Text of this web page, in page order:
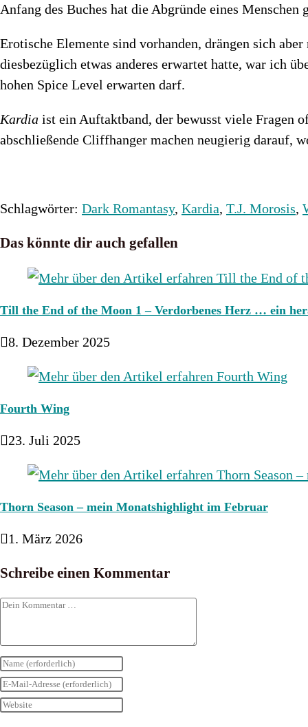
Anfang des Buches hat die Abgründe eines Menschen
Erotische Elemente sind vorhanden, drängen sich
diesbezüglich etwas anderes erwartet hatte, war ich
hohen Spice Level erwarten darf.
Kardia ist ein Auftaktband, der bewusst viele Fragen
abschließende Cliffhanger machen neugierig darauf,
Schlagwörter: Dark Romantasy, Kardia, T.J. Morosis,
Das könnte dir auch gefallen
Till the End of the Moon 1 – Verdorbenes Herz … ein
8. Dezember 2025
Fourth Wing
23. Juli 2025
Thorn Season – mein Monatshighlight im Februar
1. März 2026
Schreibe einen Kommentar
Kommentar
Gib
deinen
Namen
Gib
deine
Gib